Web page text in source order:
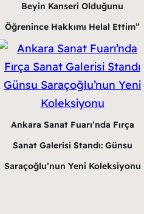
Beyin Kanseri Olduğunu
Öğrenince Hakkımı Helal Ettim”
Ankara Sanat Fuarı’nda Fırça
Sanat Galerisi Standı: Günsu
Saraçoğlu’nun Yeni Koleksiyonu